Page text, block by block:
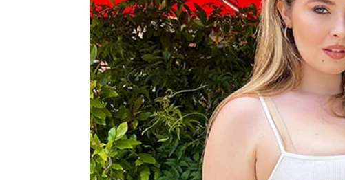
previne torções dolorosas notornozelode forma